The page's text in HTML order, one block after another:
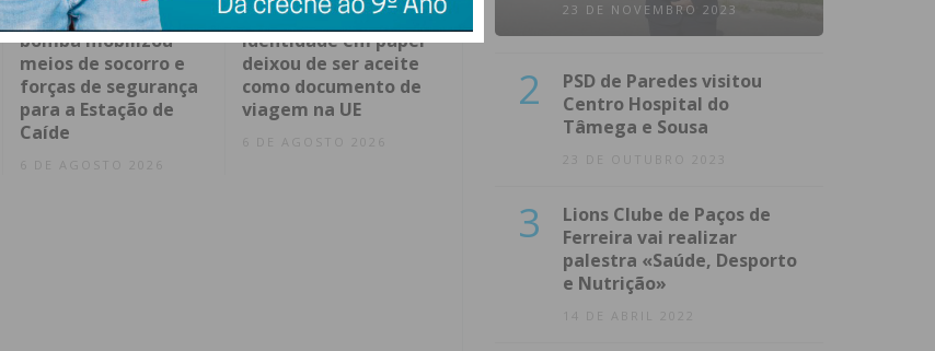
Falsa ameaça de
bomba mobilizou
meios de socorro e
forças de segurança
para a Estação de
Caíde
6 DE AGOSTO 2026
Bilhete de
Identidade em papel
deixou de ser aceite
como documento de
viagem na UE
6 DE AGOSTO 2026
23 DE NOVEMBRO 2023
2
PSD de Paredes visitou
Centro Hospital do
Tâmega e Sousa
23 DE OUTUBRO 2023
3
Lions Clube de Paços de
Ferreira vai realizar
palestra «Saúde, Desporto
e Nutrição»
14 DE ABRIL 2022